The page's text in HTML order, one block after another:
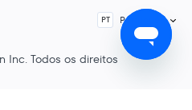
PT Português
Inc. Todos os direitos